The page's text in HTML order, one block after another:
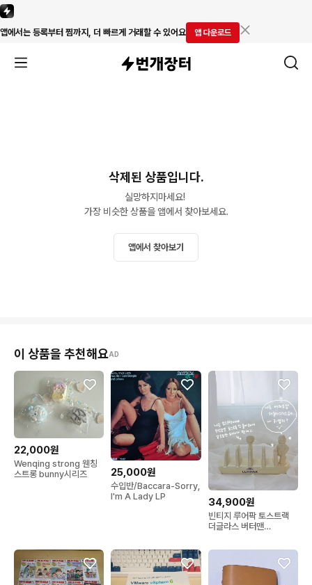
앱에서는 등록부터 찜까지, 더 빠르게 거래할 수 있어요 앱 다운로드
삭제된 상품입니다.
실망하지마세요!
가장 비슷한 상품을 앱에서 찾아보세요.
앱에서 찾아보기
이 상품을 추천해요AD
22,000원
Wenqing strong 웬칭
스트롱 bunny시리즈
25,000원
수입반/Baccara-Sorry,
I'm A Lady LP
34,900원
빈티지 루어팍 토스트랙
더글라스 버터맨
RACK Douglas the